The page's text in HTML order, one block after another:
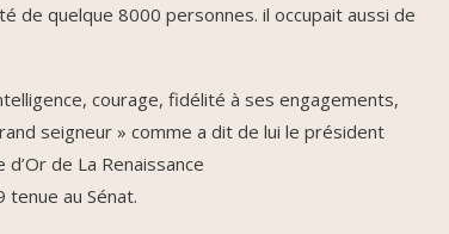
de quelque 8000 personnes. il occupait aussi de
courage, fidélité à ses engagements,
seigneur » comme a dit de lui le président
de La Renaissance
tenue au Sénat.